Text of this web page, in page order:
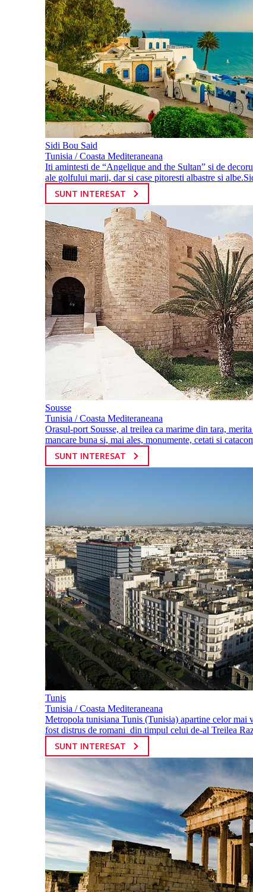
Sidi Bou Said
Tunisia / Coasta Mediteraneana
Iti amintesti de “Angelique and the Sultan” si de
ale golfului marii, dar si case pitoresti albastre si
SUNT INTERESAT
Sousse
Tunisia / Coasta Mediteraneana
Orasul-port Sousse, al treilea ca marime din tara,
mancare buna si, mai ales, monumente, cetati si
SUNT INTERESAT
Tunis
Tunisia / Coasta Mediteraneana
Metropola tunisiana Tunis (Tunisia) apartine celor mai
fost distrus de romani din timpul celui de-al Treilea
SUNT INTERESAT